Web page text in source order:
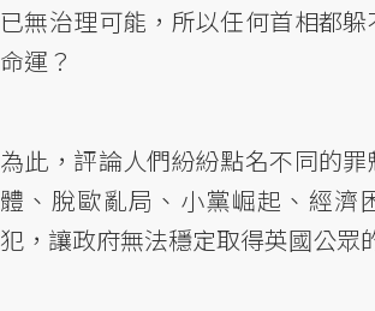
已無治理可能，所以任何首相都
命運？
為此，評論人們紛紛點名不同的
體、脫歐亂局、小黨崛起、經濟
犯，讓政府無法穩定取得英國公眾